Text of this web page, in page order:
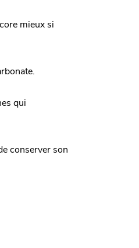
mieux si
qui
conserver son